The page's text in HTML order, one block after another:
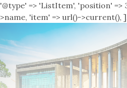
'@type' => 'ListItem', 'position' =>
>name, 'item' => url()->current(),